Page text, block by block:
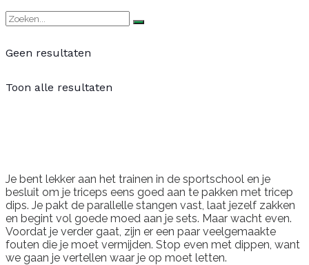
Geen resultaten
Toon alle resultaten
Je bent lekker aan het trainen in de sportschool en je
besluit om je triceps eens goed aan te pakken met tricep
dips. Je pakt de parallelle stangen vast, laat jezelf zakken
en begint vol goede moed aan je sets. Maar wacht even.
Voordat je verder gaat, zijn er een paar veelgemaakte
fouten die je moet vermijden. Stop even met dippen, want
we gaan je vertellen waar je op moet letten.